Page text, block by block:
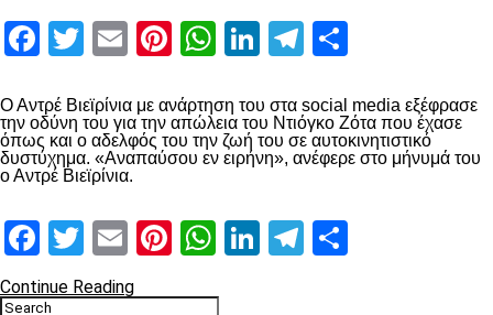
Facebook
Twitter
EmailPinterest
WhatsApp
LinkedIn
Telegram
Ο Αντρέ Βιεϊρίνια με ανάρτηση του στα social media εξέφρασε
την οδύνη του για την απώλεια του Ντιόγκο Ζότα που έχασε
όπως και ο αδελφός του την ζωή του σε αυτοκινητιστικό
δυστύχημα. «Αναπαύσου εν ειρήνη», ανέφερε στο μήνυμά του
ο Αντρέ Βιεϊρίνια.
Facebook
Twitter
EmailPinterest
WhatsApp
LinkedIn
Telegram
Continue Reading